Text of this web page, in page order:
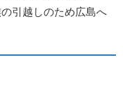
引越しのため広島へ